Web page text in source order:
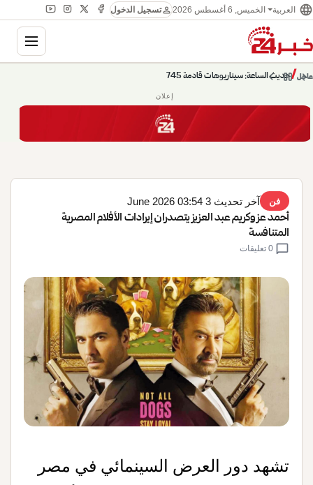
language العربية الخميس, 6 أغسطس 2026 personتسجيل الدخول
عاجل/حديث الساعة: سيناريوهات قادمة 745 chevron_right
pause
chevron_left
إعلان
فن آخر تحديث 3 June 2026 03:54
أحمد عز وكريم عبد العزيز يتصدران إيرادات الأفلام المصرية
المتنافسة
chat_bubble
تشهد دور العرض السينمائي في مصر